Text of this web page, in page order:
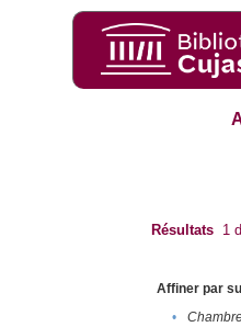
Résultats 1
Affiner par
•